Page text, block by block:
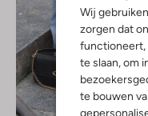
Wij
zorgen dat
functioneert,
te slaan, om
te bouwen